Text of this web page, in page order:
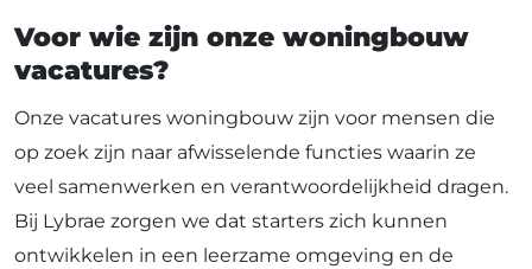
Voor wie zijn onze woningbouw
vacatures?
Onze vacatures woningbouw zijn voor mensen die
op zoek zijn naar afwisselende functies waarin ze
veel samenwerken en verantwoordelijkheid dragen.
Bij Lybrae zorgen we dat starters zich kunnen
ontwikkelen in een leerzame omgeving en de